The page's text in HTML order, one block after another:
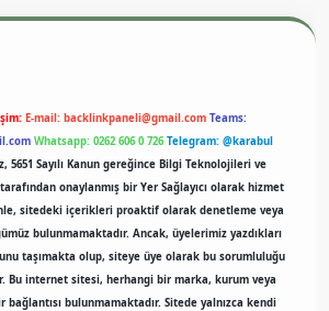
E-mail: backlinkpaneli@gmail.com Teams:
Whatsapp: 0262 606 0 726 Telegram: @karabul
5651 Sayılı Kanun gereğince Bilgi Teknolojileri ve
onaylanmış bir Yer Sağlayıcı olarak hizmet
sitedeki içerikleri proaktif olarak denetleme veya
bulunmamaktadır. Ancak, üyelerimiz yazdıkları
taşımakta olup, siteye üye olarak bu sorumluluğu
Bu internet sitesi, herhangi bir marka, kurum veya
bulunmamaktadır. Sitede yalnızca kendi